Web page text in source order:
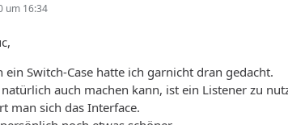
um 16:34
ein Switch-Case hatte ich garnicht dran gedacht.
auch machen kann, ist ein Listener zu
man sich das Interface.